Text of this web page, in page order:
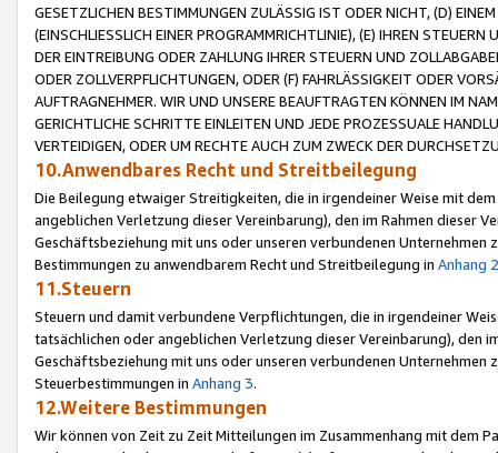
GESETZLICHEN BESTIMMUNGEN ZULÄSSIG IST ODER NICHT, (D)
(EINSCHLIESSLICH EINER PROGRAMMRICHTLINIE), (E) IHREN
DER EINTREIBUNG ODER ZAHLUNG IHRER STEUERN UND
ODER ZOLLVERPFLICHTUNGEN, ODER (F) FAHRLÄSSIGKEIT ODER
AUFTRAGNEHMER. WIR UND UNSERE BEAUFTRAGTEN KÖNNEN IM
GERICHTLICHE SCHRITTE EINLEITEN UND JEDE PROZESSUALE
VERTEIDIGEN, ODER UM RECHTE AUCH ZUM ZWECK DER
10.Anwendbares Recht und Streitbeilegung
Die Beilegung etwaiger Streitigkeiten, die in irgendeiner Weise mit
angeblichen Verletzung dieser Vereinbarung), den im Rahmen dieser
Geschäftsbeziehung mit uns oder unseren verbundenen
Bestimmungen zu anwendbarem Recht und Streitbeilegung in Anhang 2
11.Steuern
Steuern und damit verbundene Verpflichtungen, die in irgendeiner
tatsächlichen oder angeblichen Verletzung dieser Vereinbarung), den
Geschäftsbeziehung mit uns oder unseren verbundenen
Steuerbestimmungen in Anhang 3.
12.Weitere Bestimmungen
Wir können von Zeit zu Zeit Mitteilungen im Zusammenhang mit dem